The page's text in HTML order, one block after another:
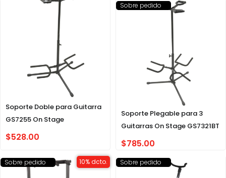
Soporte Doble para Guitarra
GS7255 On Stage
$528.00
Sobre pedido
Soporte Plegable para 3
Guitarras On Stage GS7321BT
$785.00
Sobre pedido 10% dcto. Sobre pedido